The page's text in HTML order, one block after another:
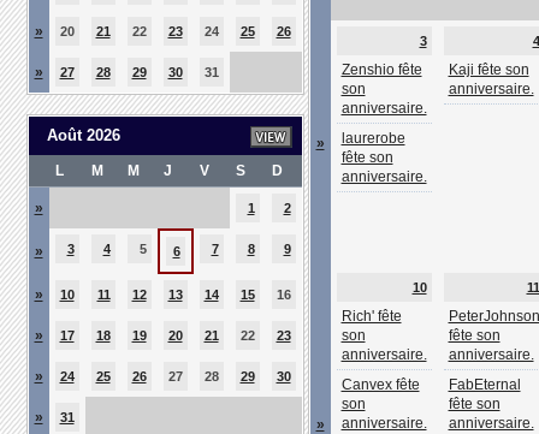
» 20 21 22 23 24 25 26
» 27 28 29 30 31
Août 2026
L M M J V S D
» 1 2
» 3 4 5 6 7 8 9
» 10 11 12 13 14 15 16
» 17 18 19 20 21 22 23
» 24 25 26 27 28 29 30
» 31
»
3
Zenshio fête
son
anniversaire.
laurerobe
fête son
anniversaire.
4
Kaji fête son
anniversaire.
»
10
Rich' fête
son
anniversaire.
Canvex fête
son
anniversaire.
11
PeterJohnson
fête son
anniversaire.
FabEternal
fête son
anniversaire.